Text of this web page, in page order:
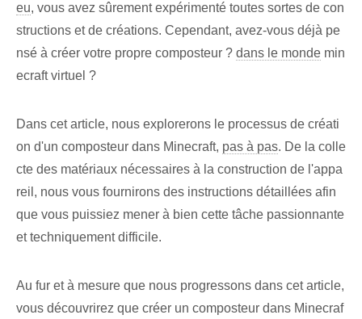
eu, vous avez sûrement expérimenté toutes sortes de con
structions et de créations. Cependant, avez-vous déjà pe
nsé à créer votre propre composteur ? dans le monde min
ecraft virtuel ?
Dans cet article, nous explorerons le processus de créati
on d'un composteur dans Minecraft, pas à pas. De la colle
cte des matériaux nécessaires à la construction de l'appa
reil, nous vous fournirons des instructions détaillées afin
que vous puissiez mener à bien cette tâche passionnante
et techniquement difficile.
Au fur et à mesure que nous progressons dans cet article,
vous découvrirez que créer un composteur dans Minecraf